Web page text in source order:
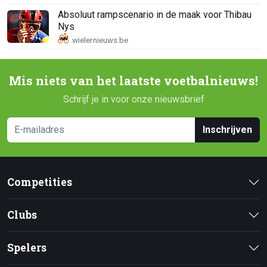
Absoluut rampscenario in de maak voor Thibau
Nys
Mis niets van het laatste voetbalnieuws!
Schrijf je in voor onze nieuwsbrief
Inschrijven
Competities
Clubs
Spelers